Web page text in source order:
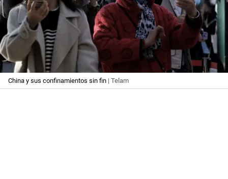
China y sus confinamientos sin fin | Telam